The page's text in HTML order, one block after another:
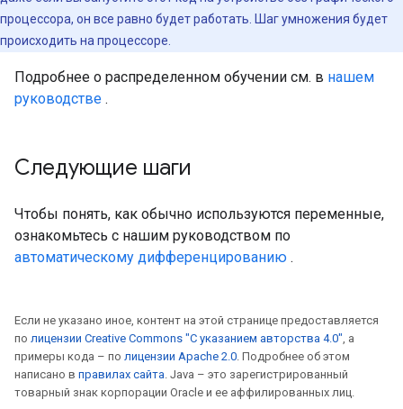
процессора, он все равно будет работать. Шаг умножения будет
происходить на процессоре.
Подробнее о распределенном обучении см. в нашем
руководстве .
Следующие шаги
Чтобы понять, как обычно используются переменные,
ознакомьтесь с нашим руководством по
автоматическому дифференцированию .
Если не указано иное, контент на этой странице предоставляется
по лицензии Creative Commons "С указанием авторства 4.0", а
примеры кода – по лицензии Apache 2.0. Подробнее об этом
написано в правилах сайта. Java – это зарегистрированный
товарный знак корпорации Oracle и ее аффилированных лиц.